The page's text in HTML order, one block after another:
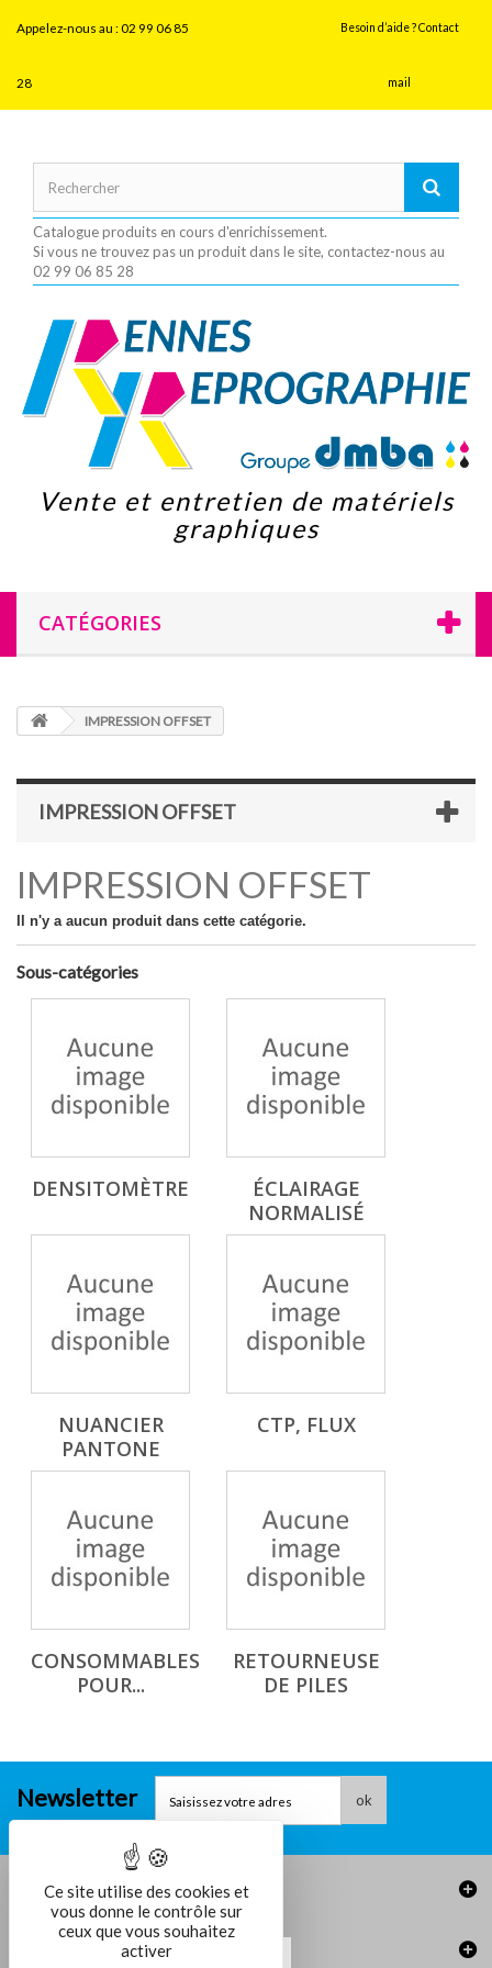
Besoin d’aide ? Contact
mail
Appelez-nous au :02 99 06 85
28
Catalogue produits en cours d'enrichissement.
Si vous ne trouvez pas un produit dans le site, contactez-nous au
02 99 06 85 28
Vente et entretien de matériels
graphiques
CATÉGORIES
IMPRESSION OFFSET
IMPRESSION OFFSET
IMPRESSION OFFSET
Il n'y a aucun produit dans cette catégorie.
Sous-catégories
DENSITOMÈTRE
ÉCLAIRAGE
NORMALISÉ
NUANCIER
PANTONE
CTP, FLUX
CONSOMMABLES
POUR...
RETOURNEUSE
DE PILES
Newsletter ok
Informations
Ce site utilise des cookies et
vous donne le contrôle sur
ceux que vous souhaitez
activer